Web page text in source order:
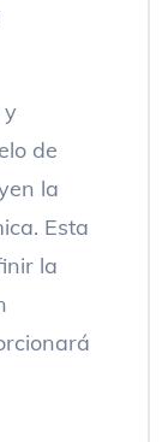
de
la
Esta
la